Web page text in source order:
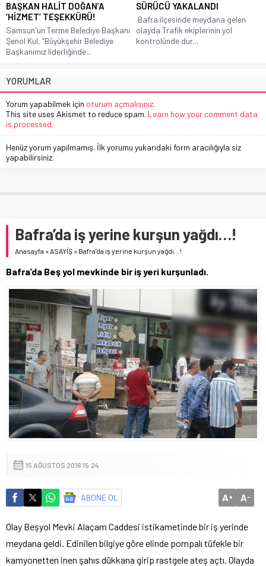
BAŞKAN HALİT DOĞAN’A
‘HİZMET’ TEŞEKKÜRÜ!
Samsun'un Terme Belediye Başkanı
Şenol Kul, “Büyükşehir Belediye
Başkanımız liderliğinde...
SÜRÜCÜ YAKALANDI
Bafra ilçesinde meydana gelen
olayda Trafik ekiplerinin yol
kontrolünde dur...
YORUMLAR
Yorum yapabilmek için oturum açmalısınız.
This site uses Akismet to reduce spam. Learn how your comment data
is processed.
Henüz yorum yapılmamış. İlk yorumu yukarıdaki form aracılığıyla siz
yapabilirsiniz.
Bafra’da iş yerine kurşun yağdı…!
Anasayfa »ASAYİŞ » Bafra’da iş yerine kurşun yağdı…!
Bafra’da Beş yol mevkinde bir iş yeri kurşunladı.
15 AĞUSTOS 2016 15:24
ABONE OL A+ A-
Olay Beşyol Mevki Alaçam Caddesi istikametinde bir iş yerinde
meydana geldi. Edinilen bilgiye göre elinde pompalı tüfekle bir
kamyonetten inen şahıs dükkana girip rastgele ateş açtı. Olayda